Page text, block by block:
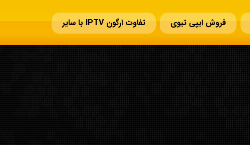
فروش ایپی تیوی تفاوت ارگون IPTV با سایر